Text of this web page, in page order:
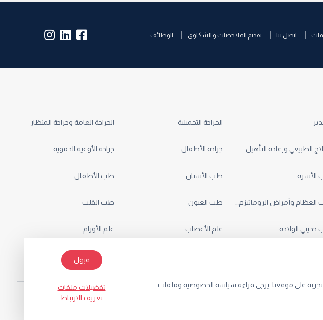
اتصل بنا تقديم الملاحضات و الشكاوى الوظائف fb:
lk:
insta:
الجراحة التجميلية الجراحة العامة وجراحة المنظار
الطبيعي وإعادة التأهيل جراحة الأطفال جراحة الأوعية الدموية
الأسرة طب الأسنان طب الأطفال
طب العيون طب القلب
الولادة علم الأعصاب علم الأورام
على موقعنا. يرجى قراءة سياسة الخصوصية وملفات
قبول
تفضيلات ملفات
تعريف الارتباط